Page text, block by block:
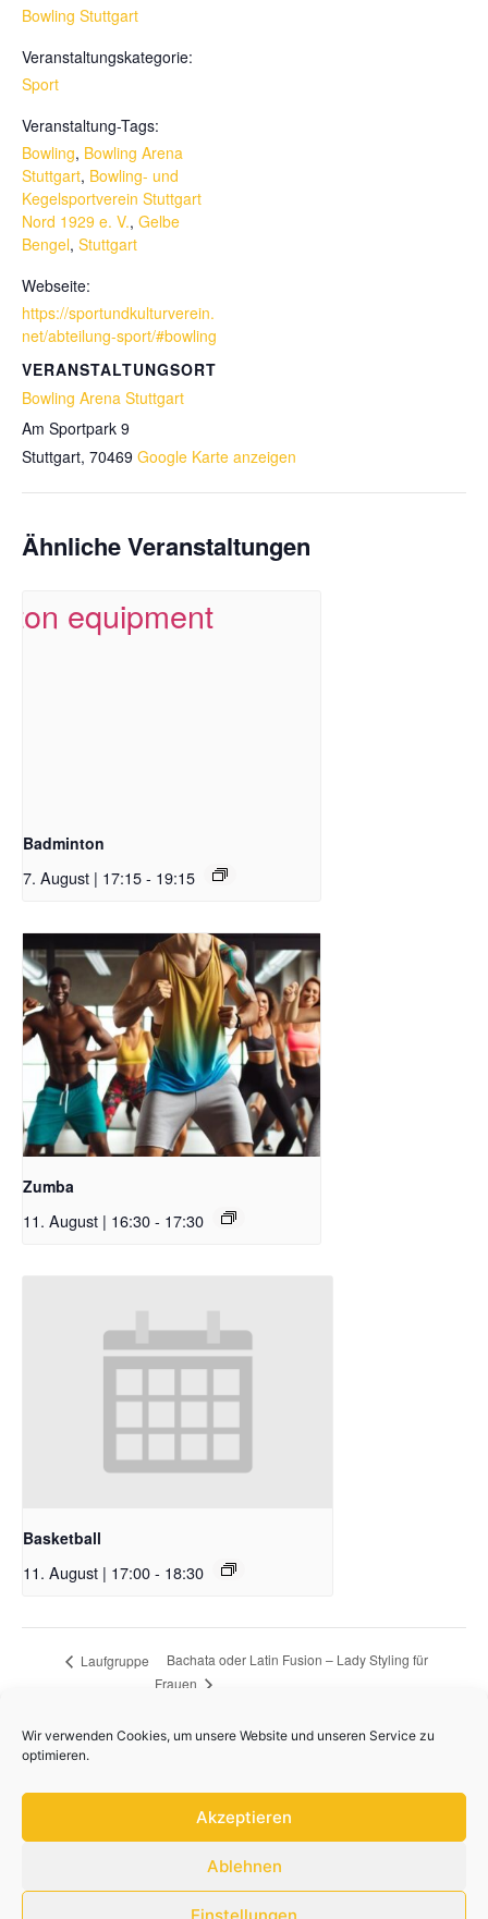
Wir verwenden Cookies, um unsere Website und unseren Service zu
optimieren.
Akzeptieren
Ablehnen
Einstellungen
Bowling Stuttgart
Veranstaltungskategorie:
Sport
Veranstaltung-Tags:
Bowling, Bowling Arena
Stuttgart, Bowling- und
Kegelsportverein Stuttgart
Nord 1929 e. V., Gelbe
Bengel, Stuttgart
Webseite:
https://sportundkulturverein.
net/abteilung-sport/#bowling
VERANSTALTUNGSORT
Bowling Arena Stuttgart
Am Sportpark 9
Stuttgart, 70469 Google Karte anzeigen
Ähnliche Veranstaltungen
Badminton
7. August | 17:15- 19:15
Zumba
11. August | 16:30- 17:30
Basketball
11. August | 17:00- 18:30
Laufgruppe
Bachata oder Latin Fusion – Lady Styling für
Frauen